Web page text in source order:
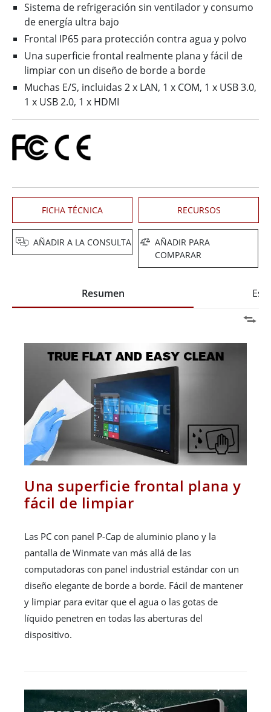
Sistema de refrigeración sin ventilador y consumo
de energía ultra bajo
Frontal IP65 para protección contra agua y polvo
Una superficie frontal realmente plana y fácil de
limpiar con un diseño de borde a borde
Muchas E/S, incluidas 2 x LAN, 1 x COM, 1 x USB 3.0,
1 x USB 2.0, 1 x HDMI
FICHA TÉCNICA RECURSOS
AÑADIR A LA CONSULTA
AÑADIR PARA
COMPARAR
Resumen
Una superficie frontal plana y
fácil de limpiar
Las PC con panel P-Cap de aluminio plano y la
pantalla de Winmate van más allá de las
computadoras con panel industrial estándar con un
diseño elegante de borde a borde. Fácil de mantener
y limpiar para evitar que el agua o las gotas de
líquido penetren en todas las aberturas del
dispositivo.